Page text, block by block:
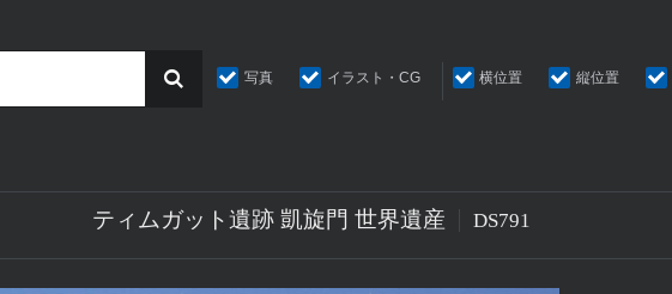
写真 イラスト・CG 横位置 縦位置
ティムガット遺跡 凱旋門 世界遺産 DS791